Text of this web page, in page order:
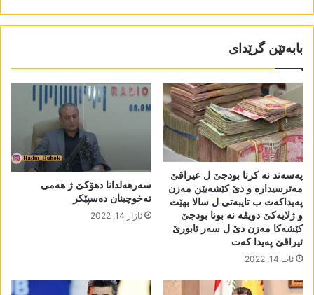
بابەتێن گرێدای
پەسەند نە کرنا بودجێ ل عیراقێ
مەترسیدارە و دێ کێشەیێن مەزن
پەیداکەت ب تایبەتی ل سالا بھێت
و ژلایەکێ دویڤە نە بونا بودجێ
کێشەکا مەزن دێ ل سەر ئابورێ
ئیراقێ پەیدا کەت
ئاب 14, 2022
سەرھەلدانا دھۆکێ ژ ھەمی
تەخوچینان دەسپێکر
ئازار 14, 2022